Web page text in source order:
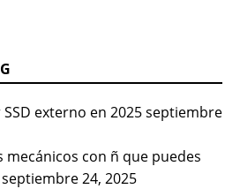
externo en 2025septiembre
mecánicos con ñ que puedes
septiembre 24, 2025